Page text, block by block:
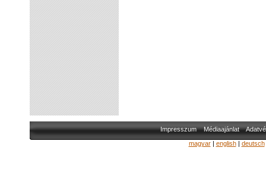
Impresszum Médiaajánlat
magyar| english| deutsch